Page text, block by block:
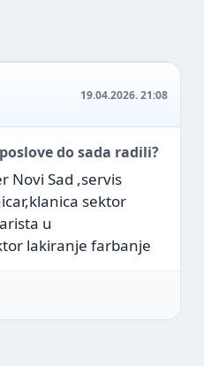
19.04.2026.21:08
do sada radili?
Novi Sad ,servis
sektor
u
lakiranje farbanje